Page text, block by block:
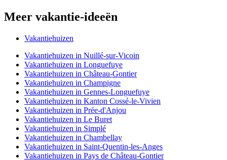
Meer vakantie-ideeën
Vakantiehuizen
Vakantiehuizen in Nuillé-sur-Vicoin
Vakantiehuizen in Longuefuye
Vakantiehuizen in Château-Gontier
Vakantiehuizen in Champigne
Vakantiehuizen in Gennes-Longuefuye
Vakantiehuizen in Kanton Cossé-le-Vivien
Vakantiehuizen in Prée-d'Anjou
Vakantiehuizen in Le Buret
Vakantiehuizen in Simplé
Vakantiehuizen in Chambellay
Vakantiehuizen in Saint-Quentin-les-Anges
Vakantiehuizen in Pays de Château-Gontier